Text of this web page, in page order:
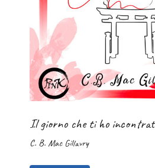
Il giorno che ti ho
C. B. Mac Gillavry